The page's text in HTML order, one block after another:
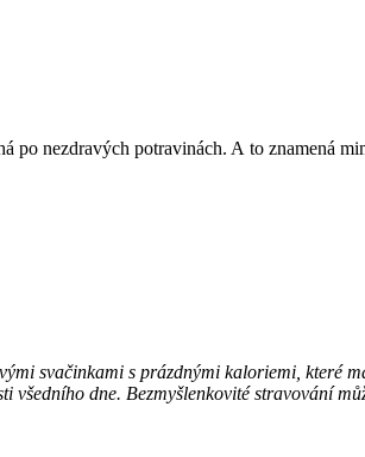
po nezdravých potravinách. A to znamená
svačinkami s prázdnými kaloriemi, které
dne. Bezmyšlenkovité stravování